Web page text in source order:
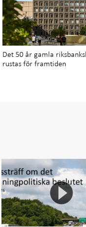
Det 50 år gamla
rustas för framtiden